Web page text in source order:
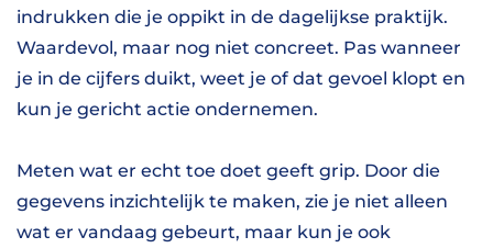
indrukken die je oppikt in de dagelijkse praktijk.
Waardevol, maar nog niet concreet. Pas wanneer
je in de cijfers duikt, weet je of dat gevoel klopt en
kun je gericht actie ondernemen.
Meten wat er echt toe doet geeft grip. Door die
gegevens inzichtelijk te maken, zie je niet alleen
wat er vandaag gebeurt, maar kun je ook